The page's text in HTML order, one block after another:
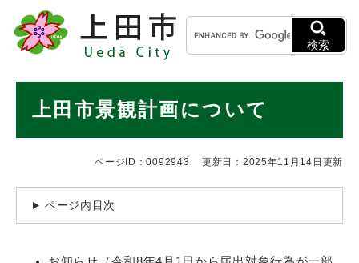
メニューを飛ばして本文へ
キ
ー
ワ
検
検索
上田市景観計画について
ページID：0092943 更新日：2025年11月14日更新
ページ内目次